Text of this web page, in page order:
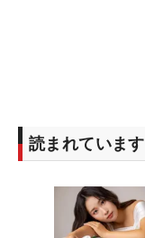
読まれています